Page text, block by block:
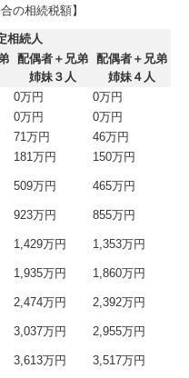
の相続税額】
相続人
配偶者＋兄弟
姉妹３人
配偶者＋兄弟
姉妹４人
0万円
0万円
0万円
0万円
71万円
46万円
181万円
150万円
509万円 465万円
923万円
855万円
1,429万円 1,353万円
1,935万円
1,860万円
2,474万円 2,392万円
3,037万円
2,955万円
3,613万円 3,517万円